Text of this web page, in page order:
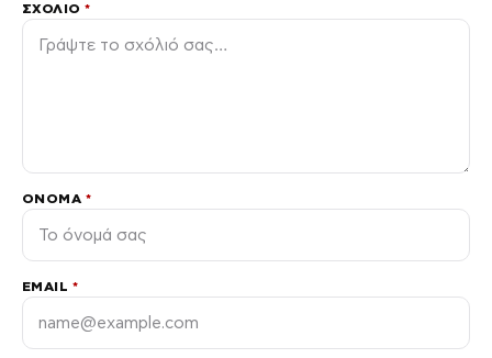
ΣΧΌΛΙΟ*
ΌΝΟΜΑ *
EMAIL *